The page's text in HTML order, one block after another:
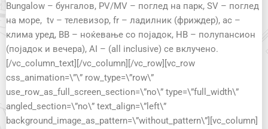
Bungalow – бунгалов, PV/MV – поглед на парк, SV – поглед
на море, tv – телевизор, fr – ладилник (фриждер), ac –
клима уред, BB – ноќевање со појадок, HB – полупансион
(појадок и вечера), AI – (all inclusive) се вклучено.
[/vc_column_text][/vc_column][/vc_row][vc_row
css_animation=\”\” row_type=\”row\”
use_row_as_full_screen_section=\”no\” type=\”full_width\”
angled_section=\”no\” text_align=\”left\”
background_image_as_pattern=\”without_pattern\”][vc_column]